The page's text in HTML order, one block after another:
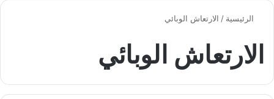
الرئيسية / الارتعاش الوبائي
الارتعاش الوبائي